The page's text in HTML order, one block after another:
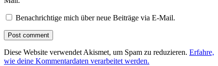
Benachrichtige mich über neue Beiträge via E-Mail.
Diese Website verwendet Akismet, um Spam zu reduzieren. Erfahre,
wie deine Kommentardaten verarbeitet werden.